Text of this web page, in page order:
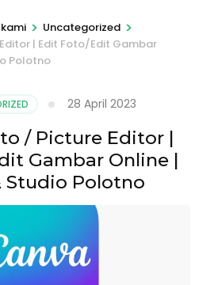
> Uncategorized >
| Edit Foto/Edit Gambar
Polotno
28 April 2023
/ Picture Editor |
Gambar Online |
Studio Polotno